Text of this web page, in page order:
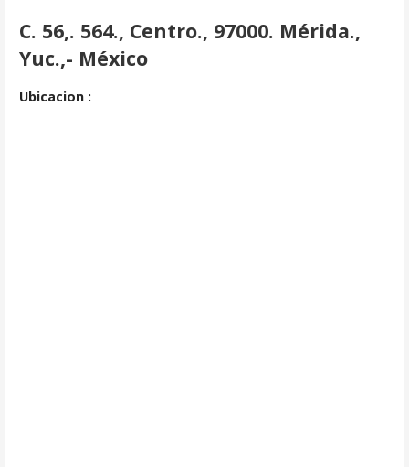
C. 56,. 564., Centro., 97000. Mérida.,
Yuc.,- México
Ubicacion :